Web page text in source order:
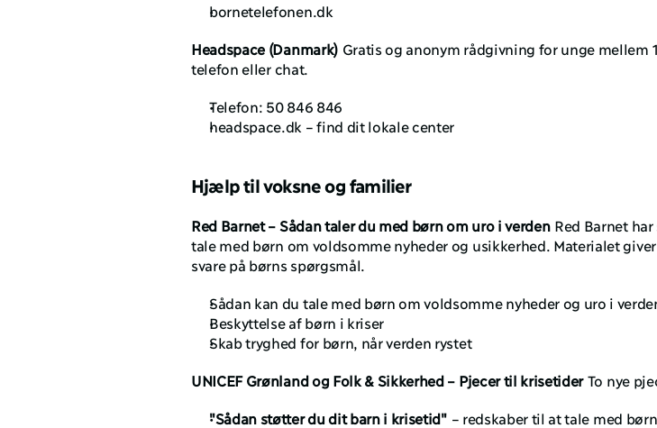
bornetelefonen.dk
Headspace (Danmark) Gratis og anonym rådgivning for unge mellem
telefon eller chat.
Telefon: 50 846 846
headspace.dk – find dit lokale center
Hjælp til voksne og familier
Red Barnet – Sådan taler du med børn om uro i verden Red Barnet
tale med børn om voldsomme nyheder og usikkerhed. Materialet
svare på børns spørgsmål.
Sådan kan du tale med børn om voldsomme nyheder og uro i
Beskyttelse af børn i kriser
Skab tryghed for børn, når verden rystet
UNICEF Grønland og Folk & Sikkerhed – Pjecer til krisetider To nye
"Sådan støtter du dit barn i krisetid" – redskaber til at tale med